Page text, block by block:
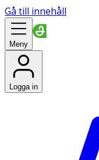
Gå till innehåll
Meny
Logga in